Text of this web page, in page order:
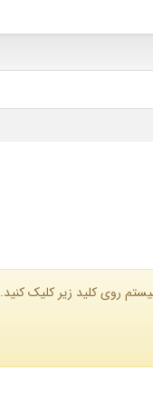
روی کلید زیر کلیک کنید.